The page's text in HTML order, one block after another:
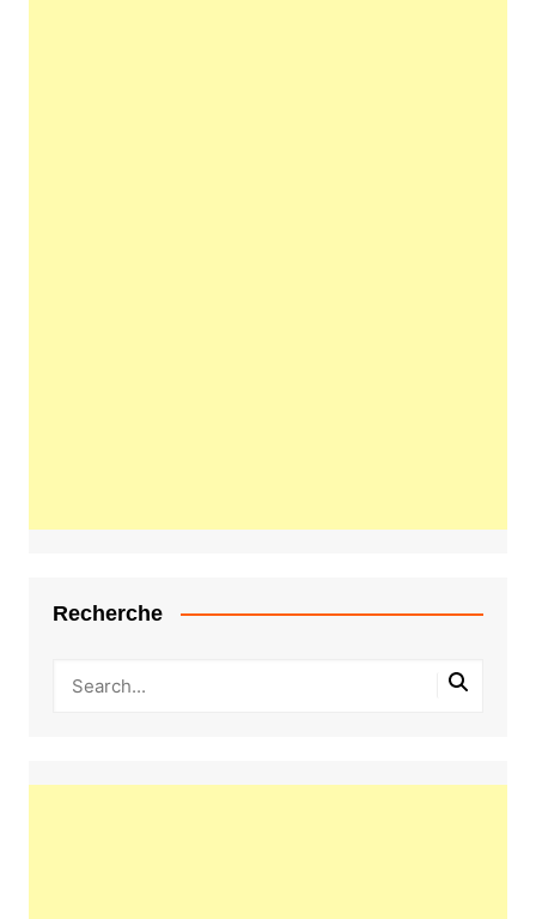
Recherche